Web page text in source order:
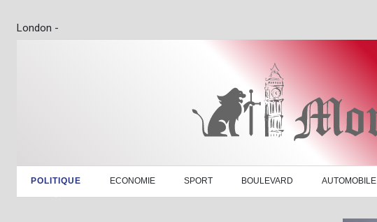
London -
POLITIQUE ECONOMIE SPORT BOULEVARD AUTOMOBILE